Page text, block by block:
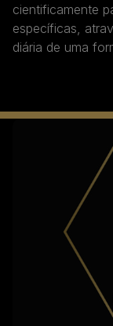
cientificamente
específicas,
diária de uma